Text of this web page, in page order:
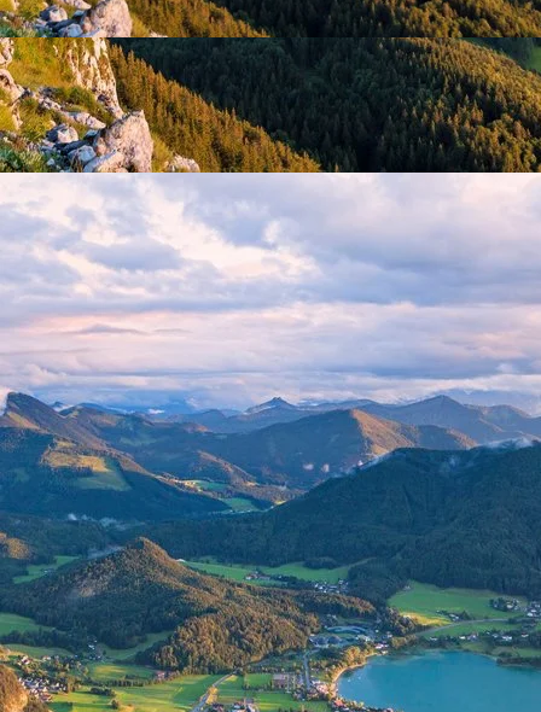
Entdecken Sie den atemberaubenden Blick auf die Berge
in unserem Hotel am Fuschlsee, ideal für Naturtourismus
und Outdoor-Abenteuer.